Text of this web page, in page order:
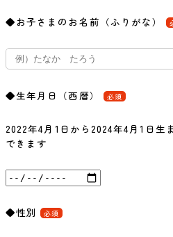
◆お子さまのお名前（ふりがな）
◆生年月日（西暦） 必須
2022年4月1日から2024年4月1日生
できます
◆性別 必須